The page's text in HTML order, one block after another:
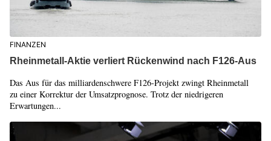
FINANZEN
Rheinmetall-Aktie verliert Rückenwind nach F126-Aus
Das Aus für das milliardenschwere F126-Projekt zwingt Rheinmetall
zu einer Korrektur der Umsatzprognose. Trotz der niedrigeren
Erwartungen...